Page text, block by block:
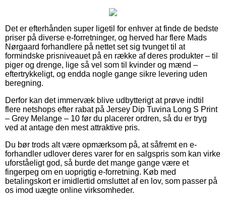
Det er efterhånden super ligetil for enhver at finde de bedste
priser på diverse e-forretninger, og herved har flere Mads
Nørgaard forhandlere på nettet set sig tvunget til at
formindske prisniveauet på en række af deres produkter – til
piger og drenge, lige så vel som til kvinder og mænd –
eftertrykkeligt, og endda nogle gange sikre levering uden
beregning.
Derfor kan det immervæk blive udbytterigt at prøve indtil
flere netshops efter rabat på Jersey Dip Tuvina Long S Print
– Grey Melange – 10 før du placerer ordren, så du er tryg
ved at antage den mest attraktive pris.
Du bør trods alt være opmærksom på, at såfremt en e-
forhandler udlover deres varer for en salgspris som kan virke
uforståeligt god, så burde det mange gange være et
fingerpeg om en uoprigtig e-forretning. Køb med
betalingskort er imidlertid omsluttet af en lov, som passer på
os imod uægte online virksomheder.